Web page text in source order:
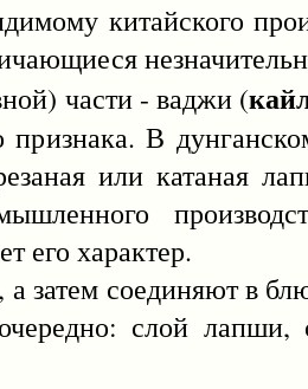
китайского
части - ваджи (
признака. В
или катаная
его характер.
соединяют в
слой